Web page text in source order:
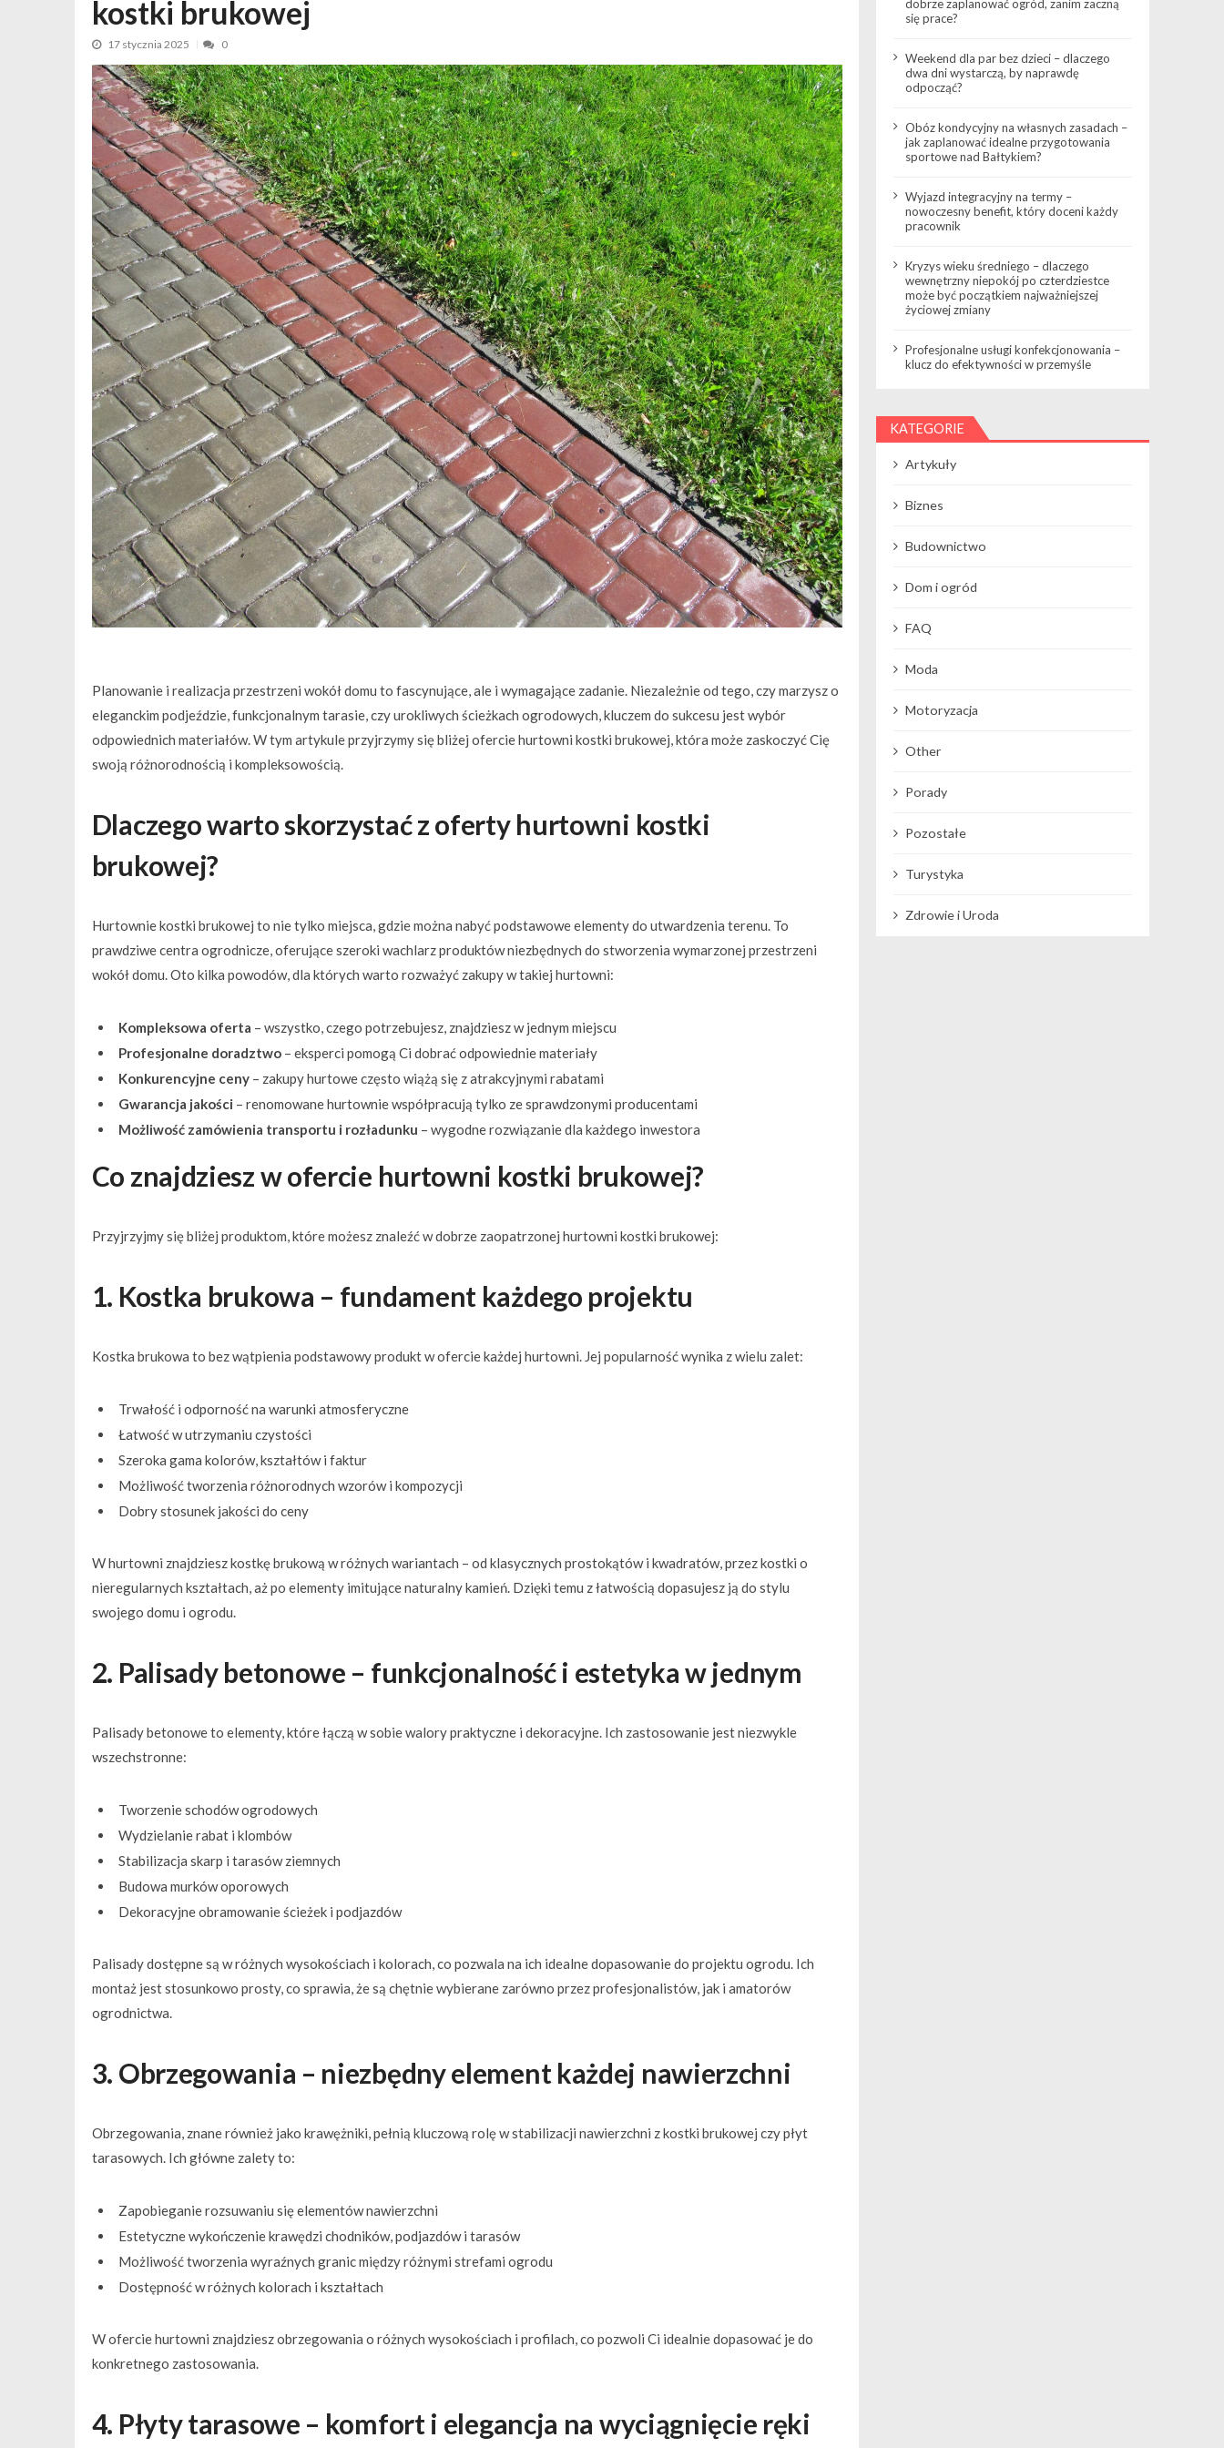
kostki brukowej
17 stycznia 2025 0
Planowanie i realizacja przestrzeni wokół domu to fascynujące, ale i wymagające zadanie. Niezależnie od tego, czy marzysz o
eleganckim podjeździe, funkcjonalnym tarasie, czy urokliwych ścieżkach ogrodowych, kluczem do sukcesu jest wybór
odpowiednich materiałów. W tym artykule przyjrzymy się bliżej ofercie hurtowni kostki brukowej, która może zaskoczyć Cię
swoją różnorodnością i kompleksowością.
Dlaczego warto skorzystać z oferty hurtowni kostki
brukowej?
Hurtownie kostki brukowej to nie tylko miejsca, gdzie można nabyć podstawowe elementy do utwardzenia terenu. To
prawdziwe centra ogrodnicze, oferujące szeroki wachlarz produktów niezbędnych do stworzenia wymarzonej przestrzeni
wokół domu. Oto kilka powodów, dla których warto rozważyć zakupy w takiej hurtowni:
Kompleksowa oferta – wszystko, czego potrzebujesz, znajdziesz w jednym miejscu
Profesjonalne doradztwo – eksperci pomogą Ci dobrać odpowiednie materiały
Konkurencyjne ceny – zakupy hurtowe często wiążą się z atrakcyjnymi rabatami
Gwarancja jakości – renomowane hurtownie współpracują tylko ze sprawdzonymi producentami
Możliwość zamówienia transportu i rozładunku – wygodne rozwiązanie dla każdego inwestora
Co znajdziesz w ofercie hurtowni kostki brukowej?
Przyjrzyjmy się bliżej produktom, które możesz znaleźć w dobrze zaopatrzonej hurtowni kostki brukowej:
1. Kostka brukowa – fundament każdego projektu
Kostka brukowa to bez wątpienia podstawowy produkt w ofercie każdej hurtowni. Jej popularność wynika z wielu zalet:
Trwałość i odporność na warunki atmosferyczne
Łatwość w utrzymaniu czystości
Szeroka gama kolorów, kształtów i faktur
Możliwość tworzenia różnorodnych wzorów i kompozycji
Dobry stosunek jakości do ceny
W hurtowni znajdziesz kostkę brukową w różnych wariantach – od klasycznych prostokątów i kwadratów, przez kostki o
nieregularnych kształtach, aż po elementy imitujące naturalny kamień. Dzięki temu z łatwością dopasujesz ją do stylu
swojego domu i ogrodu.
2. Palisady betonowe – funkcjonalność i estetyka w jednym
Palisady betonowe to elementy, które łączą w sobie walory praktyczne i dekoracyjne. Ich zastosowanie jest niezwykle
wszechstronne:
Tworzenie schodów ogrodowych
Wydzielanie rabat i klombów
Stabilizacja skarp i tarasów ziemnych
Budowa murków oporowych
Dekoracyjne obramowanie ścieżek i podjazdów
Palisady dostępne są w różnych wysokościach i kolorach, co pozwala na ich idealne dopasowanie do projektu ogrodu. Ich
montaż jest stosunkowo prosty, co sprawia, że są chętnie wybierane zarówno przez profesjonalistów, jak i amatorów
ogrodnictwa.
3. Obrzegowania – niezbędny element każdej nawierzchni
Obrzegowania, znane również jako krawężniki, pełnią kluczową rolę w stabilizacji nawierzchni z kostki brukowej czy płyt
tarasowych. Ich główne zalety to:
Zapobieganie rozsuwaniu się elementów nawierzchni
Estetyczne wykończenie krawędzi chodników, podjazdów i tarasów
Możliwość tworzenia wyraźnych granic między różnymi strefami ogrodu
Dostępność w różnych kolorach i kształtach
W ofercie hurtowni znajdziesz obrzegowania o różnych wysokościach i profilach, co pozwoli Ci idealnie dopasować je do
konkretnego zastosowania.
4. Płyty tarasowe – komfort i elegancja na wyciągnięcie ręki
dobrze zaplanować ogród, zanim zaczną
się prace?
Weekend dla par bez dzieci – dlaczego
dwa dni wystarczą, by naprawdę
odpocząć?
Obóz kondycyjny na własnych zasadach –
jak zaplanować idealne przygotowania
sportowe nad Bałtykiem?
Wyjazd integracyjny na termy –
nowoczesny benefit, który doceni każdy
pracownik
Kryzys wieku średniego – dlaczego
wewnętrzny niepokój po czterdziestce
może być początkiem najważniejszej
życiowej zmiany
Profesjonalne usługi konfekcjonowania –
klucz do efektywności w przemyśle
KATEGORIE
Artykuły
Biznes
Budownictwo
Dom i ogród
FAQ
Moda
Motoryzacja
Other
Porady
Pozostałe
Turystyka
Zdrowie i Uroda